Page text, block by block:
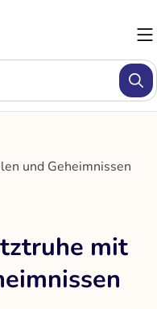
und Geheimnissen
mit